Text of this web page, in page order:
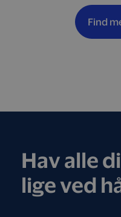
Find
Hav alle
lige ved